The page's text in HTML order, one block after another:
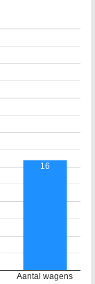
Aantal wagens
16